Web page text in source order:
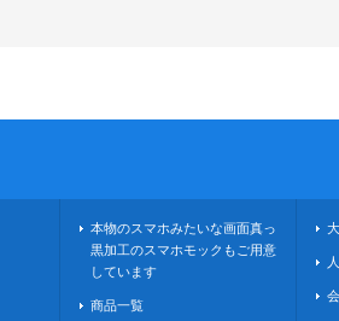
本物のスマホみたいな画面真っ
黒加工のスマホモックもご用意
しています
商品一覧